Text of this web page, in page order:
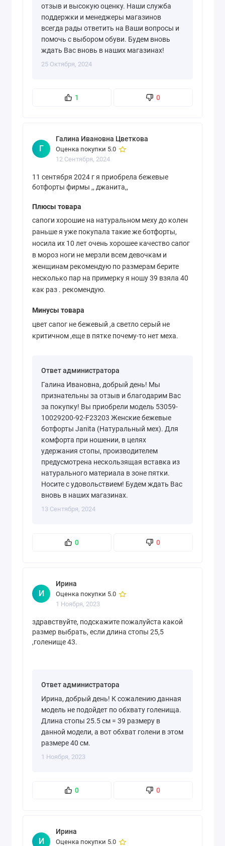
1 0
отзыв и высокую оценку. Наши служба
поддержки и менеджеры магазинов
всегда рады ответить на Ваши вопросы и
помочь с выбором обуви. Будем вновь
ждать Вас вновь в наших магазинах!
25 Октября, 2024
Г
Галина Ивановна Цветкова
Оценка покупки 5.0
12 Сентября, 2024
11 сентября 2024 г я приобрела бежевые
ботфорты фирмы ,, джанита,,
Плюсы товара
сапоги хорошие на натуральном меху до колен
раньше я уже покупала такие же ботфорты,
носила их 10 лет очень хорошее качество сапог
в мороз ноги не мерзли всем девочкам и
женщинам рекомендую по размерам берите
несколько пар на примерку я ношу 39 взяла 40
как раз . рекомендую.
Минусы товара
цвет сапог не бежевый ,а светло серый не
критичном ,еще в пятке почему-то нет меха.
0 0
Ответ администратора
Галина Ивановна, добрый день! Мы
признательны за отзыв и благодарим Вас
за покупку! Вы приобрели модель 53059-
10029200-92-F23203 Женские бежевые
ботфорты Janita (Натуральный мех). Для
комфорта при ношении, в целях
удержания стопы, производителем
предусмотрена нескользящая вставка из
натурального материала в зоне пятки.
Носите с удовольствием! Будем ждать Вас
вновь в наших магазинах.
13 Сентября, 2024
И
Ирина
Оценка покупки 5.0
1 Ноября, 2023
здравствуйте, подскажите пожалуйста какой
размер выбрать, если длина стопы 25,5
,голенище 43.
0 0
Ответ администратора
Ирина, добрый день! К сожалению данная
модель не подойдет по обхвату голенища.
Длина стопы 25.5 см = 39 размеру в
данной модели, а вот обхват голени в этом
размере 40 см.
1 Ноября, 2023
И
Ирина
Оценка покупки 5.0